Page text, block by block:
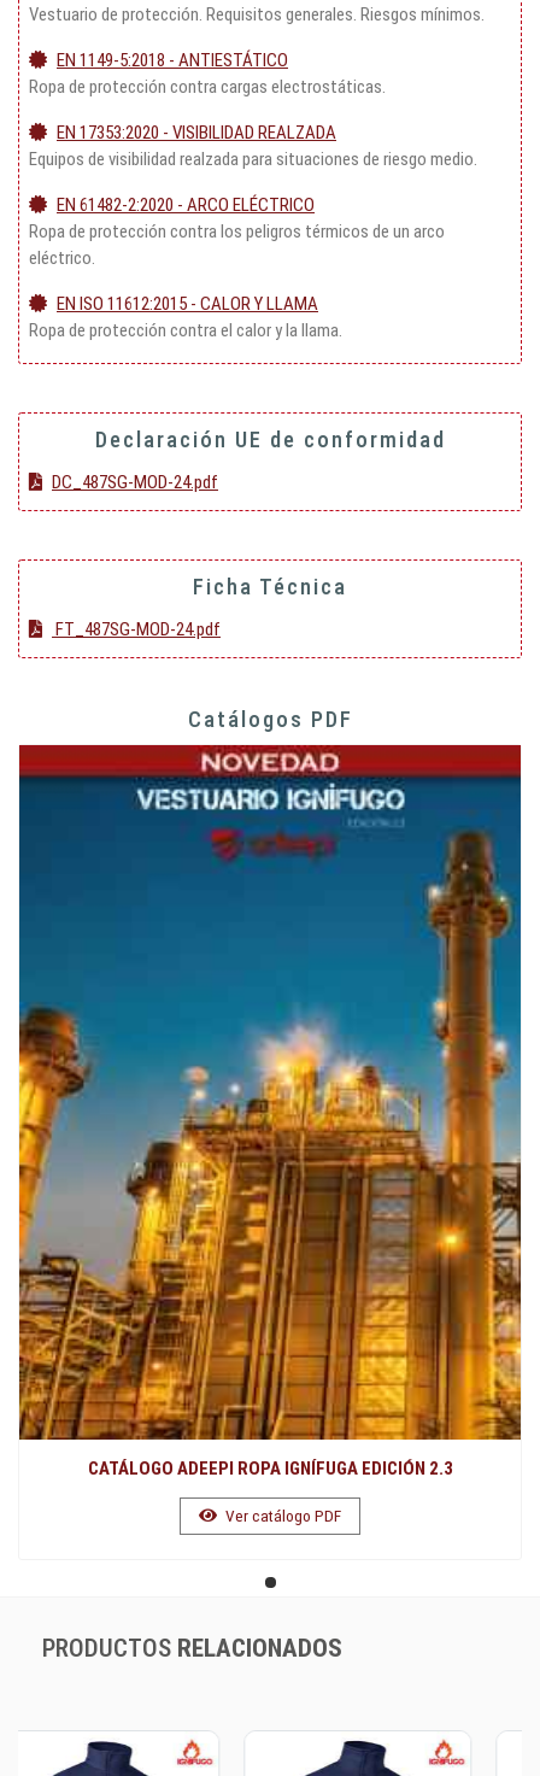
Vestuario de protección. Requisitos generales. Riesgos mínimos.
EN 1149-5:2018 - ANTIESTÁTICO
Ropa de protección contra cargas electrostáticas.
EN 17353:2020 - VISIBILIDAD REALZADA
Equipos de visibilidad realzada para situaciones de riesgo medio.
EN 61482-2:2020 - ARCO ELÉCTRICO
Ropa de protección contra los peligros térmicos de un arco
eléctrico.
EN ISO 11612:2015 - CALOR Y LLAMA
Ropa de protección contra el calor y la llama.
Declaración UE de conformidad
DC_487SG-MOD-24.pdf
Ficha Técnica
FT_487SG-MOD-24.pdf
Catálogos PDF
CATÁLOGO ADEEPI ROPA IGNÍFUGA EDICIÓN 2.3
Ver catálogo PDF
PRODUCTOS RELACIONADOS